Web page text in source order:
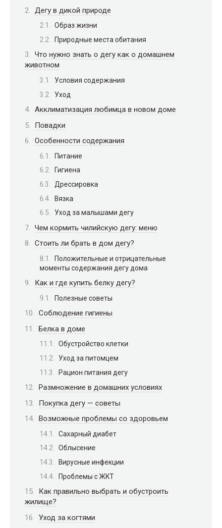
Дегу в дикой природе
Образ жизни
Природные места обитания
Что нужно знать о дегу как о домашнем
животном
Условия содержания
Уход
Акклиматизация любимца в новом доме
Повадки
Особенности содержания
Питание
Гигиена
Дрессировка
Вязка
Уход за малышами дегу
Чем кормить чилийскую дегу: меню
Стоить ли брать в дом дегу?
Положительные и отрицательные
моменты содержания дегу дома
Как и где купить белку дегу?
Полезные советы
Соблюдение гигиены
Белка в доме
Обустройство клетки
Уход за питомцем
Рацион питания дегу
Размножение в домашних условиях
Покупка дегу — советы
Возможные проблемы со здоровьем
Сахарный диабет
Облысение
Вирусные инфекции
Проблемы с ЖКТ
Как правильно выбрать и обустроить
жилище?
Уход за когтями